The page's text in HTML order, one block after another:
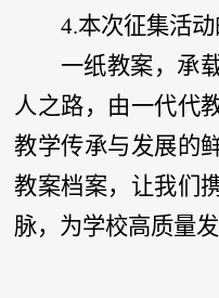
4.本次征集活
一纸教案，承
人之路，由一代代
教学传承与发展的
教案档案，让我们
脉，为学校高质量